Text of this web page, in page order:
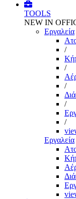
TOOLS
NEW IN
Εργαλεία
/
/
/
/
/
Εργαλεία